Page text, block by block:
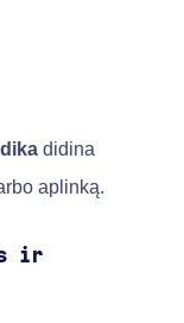
didina
aplinką.
ir